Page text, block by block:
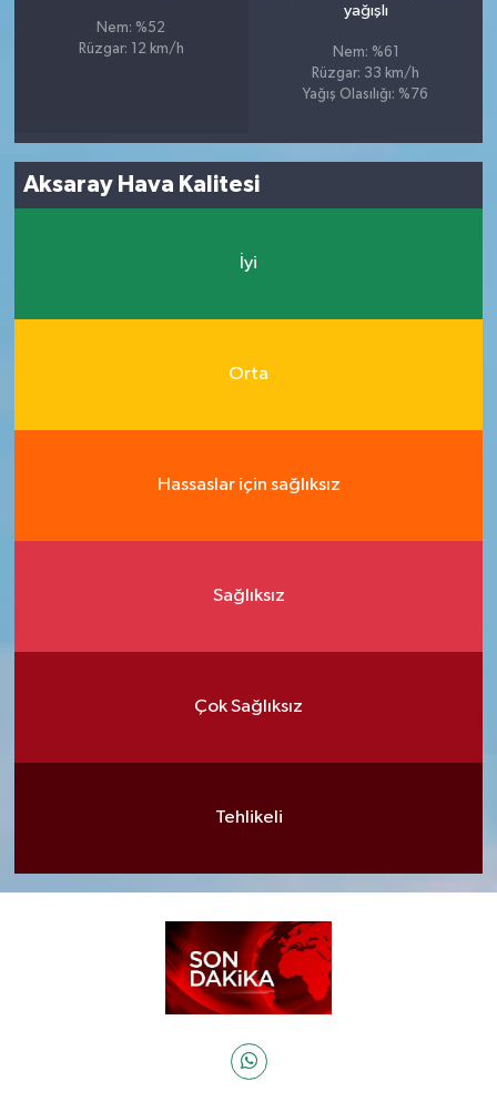
Nem: %52
Rüzgar: 12 km/h
yağışlı
Nem: %61
Rüzgar: 33 km/h
Yağış Olasılığı: %76
Aksaray Hava Kalitesi
İyi
Orta
Hassaslar için sağlıksız
Sağlıksız
Çok Sağlıksız
Tehlikeli